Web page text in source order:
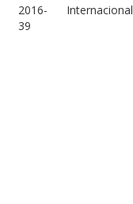
2016-
39
Internacional